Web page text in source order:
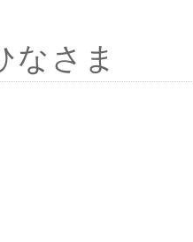
なさま